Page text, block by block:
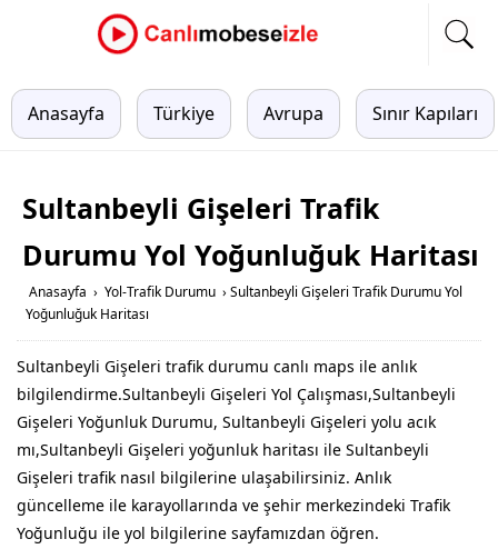
Anasayfa Türkiye Avrupa Sınır Kapıları
Sultanbeyli Gişeleri Trafik
Durumu Yol Yoğunluğuk Haritası
Anasayfa › Yol-Trafik Durumu › Sultanbeyli Gişeleri Trafik Durumu Yol
Yoğunluğuk Haritası
Sultanbeyli Gişeleri trafik durumu canlı maps ile anlık
bilgilendirme.Sultanbeyli Gişeleri Yol Çalışması,Sultanbeyli
Gişeleri Yoğunluk Durumu, Sultanbeyli Gişeleri yolu acık
mı,Sultanbeyli Gişeleri yoğunluk haritası ile Sultanbeyli
Gişeleri trafik nasıl bilgilerine ulaşabilirsiniz. Anlık
güncelleme ile karayollarında ve şehir merkezindeki Trafik
Yoğunluğu ile yol bilgilerine sayfamızdan öğren.